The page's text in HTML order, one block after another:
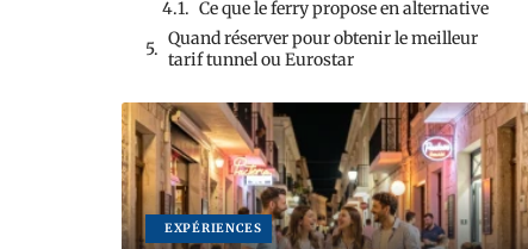
Ce que le ferry propose en alternative
Quand réserver pour obtenir le meilleur
tarif tunnel ou Eurostar
EXPÉRIENCES